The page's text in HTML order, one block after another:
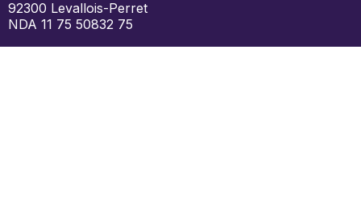
92300 Levallois-Perret
NDA 11 75 50832 75